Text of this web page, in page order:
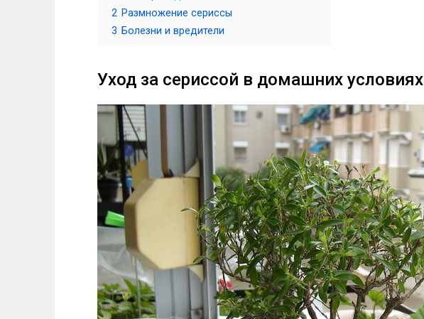
2 Размножение сериссы
3 Болезни и вредители
Уход за сериссой в домашних условиях